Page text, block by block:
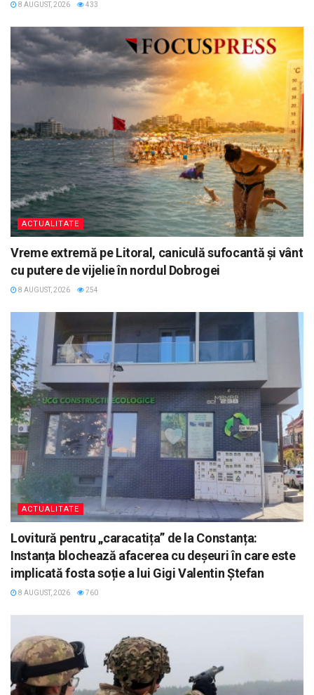
8 AUGUST, 2026 433
ACTUALITATE
Vreme extremă pe Litoral, caniculă sufocantă și vânt
cu putere de vijelie în nordul Dobrogei
8 AUGUST, 2026 254
ACTUALITATE
Lovitură pentru „caracatița” de la Constanța:
Instanța blochează afacerea cu deșeuri în care este
implicată fosta soție a lui Gigi Valentin Ștefan
8 AUGUST, 2026 760